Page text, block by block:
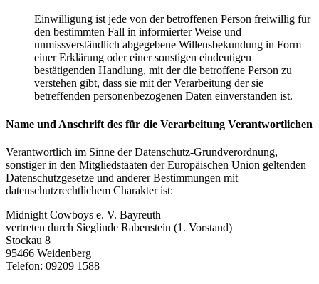
Einwilligung ist jede von der betroffenen Person freiwillig für
den bestimmten Fall in informierter Weise und
unmissverständlich abgegebene Willensbekundung in Form
einer Erklärung oder einer sonstigen eindeutigen
bestätigenden Handlung, mit der die betroffene Person zu
verstehen gibt, dass sie mit der Verarbeitung der sie
betreffenden personenbezogenen Daten einverstanden ist.
Name und Anschrift des für die Verarbeitung Verantwortlichen
Verantwortlich im Sinne der Datenschutz-Grundverordnung,
sonstiger in den Mitgliedstaaten der Europäischen Union geltenden
Datenschutzgesetze und anderer Bestimmungen mit
datenschutzrechtlichem Charakter ist:
Midnight Cowboys e. V. Bayreuth
vertreten durch Sieglinde Rabenstein (1. Vorstand)
Stockau 8
95466 Weidenberg
Telefon: 09209 1588